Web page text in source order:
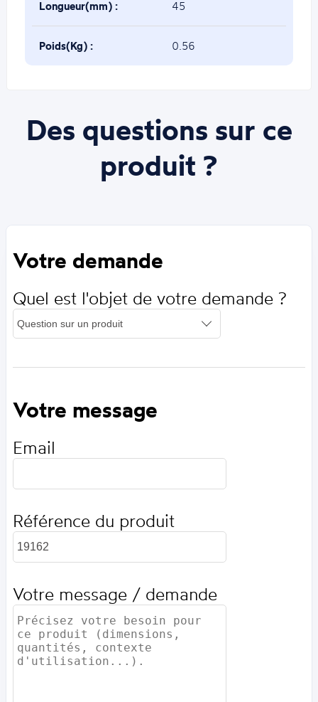
Longueur(mm) : 45
Poids(Kg) : 0.56
Des questions sur ce
produit ?
Votre demande
Quel est l'objet de votre demande ?
Votre message
Email
Référence du produit
Votre message / demande